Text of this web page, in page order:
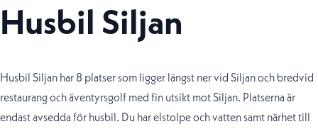
Husbil Siljan
Husbil Siljan har 8 platser som ligger längst ner vid Siljan och bredvid
restaurang och äventyrsgolf med fin utsikt mot Siljan. Platserna är
endast avsedda för husbil. Du har elstolpe och vatten samt närhet till